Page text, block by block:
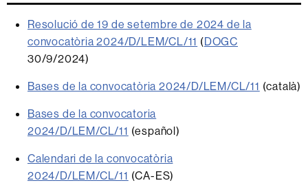
Resolució de 19 de setembre de 2024 de la
convocatòria 2024/D/LEM/CL/11 (DOGC
30/9/2024)
Bases de la convocatòria 2024/D/LEM/CL/11 (català)
Bases de la convocatoria
2024/D/LEM/CL/11 (español)
Calendari de la convocatòria
2024/D/LEM/CL/11 (CA-ES)